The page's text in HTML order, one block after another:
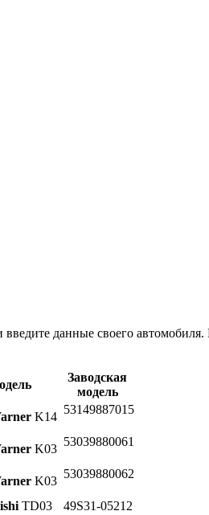
данные своего
Заводская
модель
K14
53149887015
K03
53039880061
K03
53039880062
TD03
49S31-05212